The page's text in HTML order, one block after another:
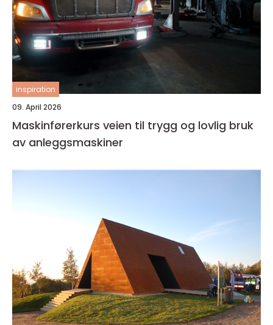
inspiration
09. April 2026
Maskinførerkurs veien til trygg og lovlig bruk
av anleggsmaskiner